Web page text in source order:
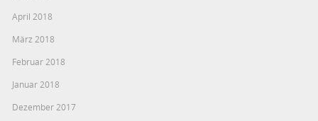
April 2018
März 2018
Februar 2018
Januar 2018
Dezember 2017